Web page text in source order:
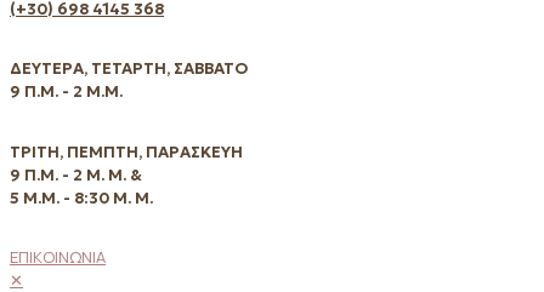
(+30) 698 4145 368
ΔΕΥΤΕΡΑ, ΤΕΤΑΡΤΗ, ΣΑΒΒΑΤΟ
9 Π.Μ. - 2 Μ.Μ.
ΤΡΙΤΗ, ΠΕΜΠΤΗ, ΠΑΡΑΣΚΕΥΗ
9 Π.Μ. - 2 Μ. Μ. &
5 Μ.Μ. - 8:30 Μ. Μ.
ΕΠΙΚΟΙΝΩΝΙΑ
✕